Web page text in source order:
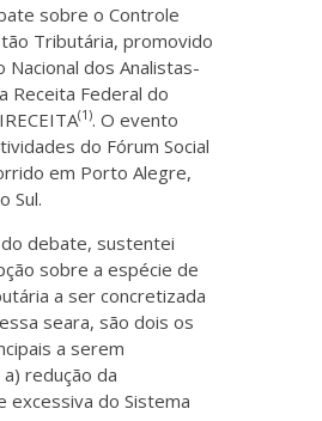
sobre o Controle
Tributária, promovido
Nacional dos Analistas-
Receita Federal do
(1). O evento
do Fórum Social
em Porto Alegre,
Sul.
debate, sustentei
sobre a espécie de
a ser concretizada
seara, são dois os
a serem
redução da
excessiva do Sistema